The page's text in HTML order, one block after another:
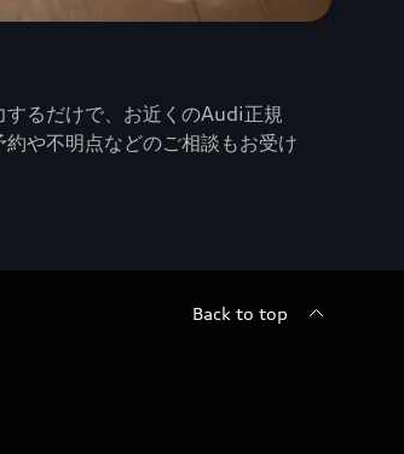
るだけで、お近くのAudi正規
や不明点などのご相談もお受け
Back to top